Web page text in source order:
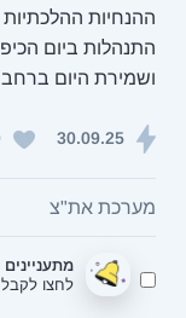
ההנחיות
התנהלות ביום
ושמירת היום
30.09.25
מערכת את"צ
לחצו